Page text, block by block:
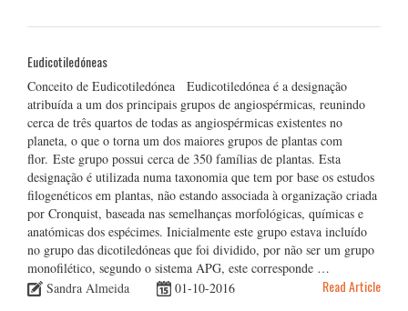
Eudicotiledóneas
Conceito de Eudicotiledónea Eudicotiledónea é a designação
atribuída a um dos principais grupos de angiospérmicas, reunindo
cerca de três quartos de todas as angiospérmicas existentes no
planeta, o que o torna um dos maiores grupos de plantas com
flor. Este grupo possui cerca de 350 famílias de plantas. Esta
designação é utilizada numa taxonomia que tem por base os estudos
filogenéticos em plantas, não estando associada à organização criada
por Cronquist, baseada nas semelhanças morfológicas, químicas e
anatómicas dos espécimes. Inicialmente este grupo estava incluído
no grupo das dicotiledóneas que foi dividido, por não ser um grupo
monofilético, segundo o sistema APG, este corresponde …
Sandra Almeida
01-10-2016 Read Article